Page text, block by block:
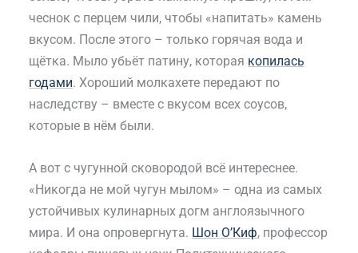
чеснок с перцем чили, чтобы «напитать» камень
вкусом. После этого – только горячая вода и
щётка. Мыло убьёт патину, которая копилась
годами. Хороший молкахете передают по
наследству – вместе с вкусом всех соусов,
которые в нём были.
А вот с чугунной сковородой всё интереснее.
«Никогда не мой чугун мылом» – одна из самых
устойчивых кулинарных догм англоязычного
мира. И она опровергнута. Шон О’Киф, профессор